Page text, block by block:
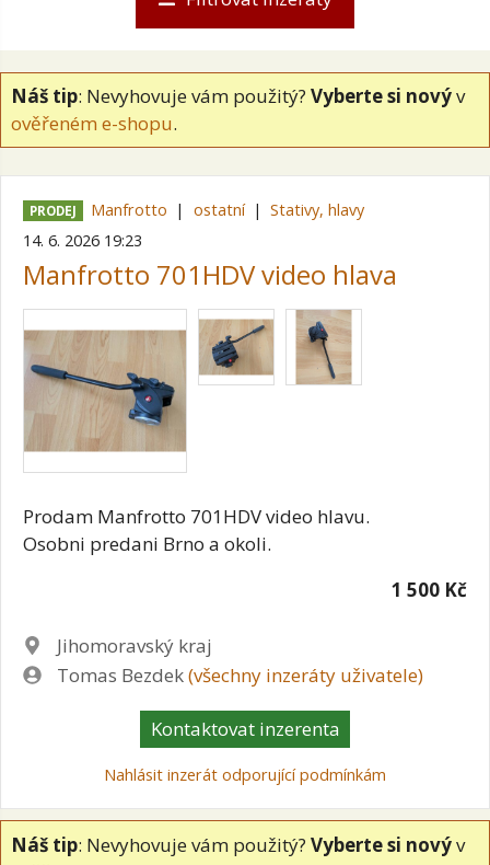
Náš tip: Nevyhovuje vám použitý? Vyberte si novýv
ověřeném e-shopu.
PRODEJ Manfrotto ostatní
Stativy, hlavy
14. 6. 2026 19:23
Manfrotto 701HDV video hlava
Prodam Manfrotto 701HDV video hlavu.
Osobni predani Brno a okoli.
1 500 Kč
Lokalita
Jihomoravský kraj
Zadavatel
Tomas Bezdek(všechny inzeráty uživatele)
Kontaktovat inzerenta
Nahlásit inzerát odporující podmínkám
Náš tip: Nevyhovuje vám použitý? Vyberte si novýv